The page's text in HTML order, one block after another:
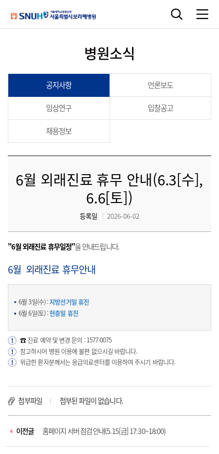
병원소식
공지사항 언론보도
임상연구 입찰공고
채용정보
6월 외래진료 휴무 안내(6.3[수],
6.6[토])
등록일 2026-06-02
"6월 외래진료 휴무일정"을 안내드립니다.
6월 외래진료 휴무안내
6월 3일(수) :지방선거일 휴진
6월 6일(토) :현충일 휴진
☎ 진료 예약 및 변경 문의 : 1577-0075
참고하시어 병원 이용에 불편 없으시길 바랍니다.
위급한 환자분께서는 응급의료센터를 이용하여 주시기 바랍니다.
첨부파일 첨부된 파일이 없습니다.
이전글 홈페이지 서버 점검 안내(5.15[금] 17:30~18:00)